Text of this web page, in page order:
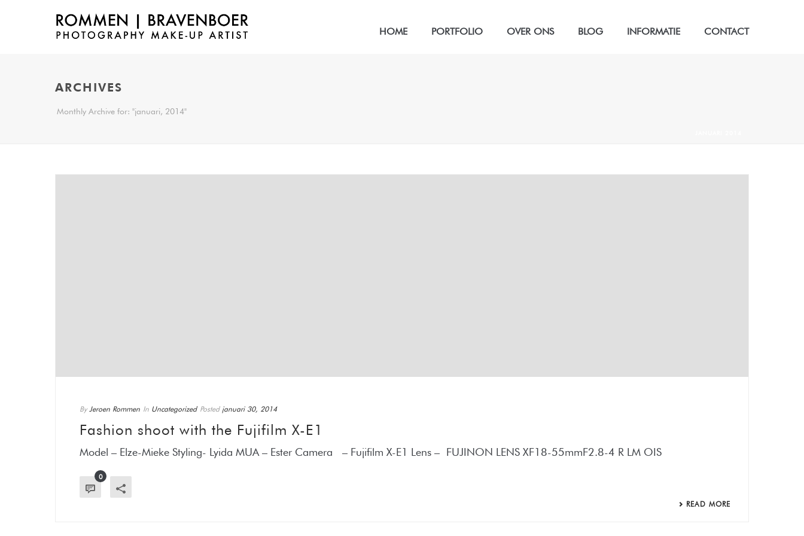
HOME PORTFOLIO OVER ONS BLOG INFORMATIE CONTACT
ARCHIVES
Monthly Archive for: "januari, 2014"
By Jeroen Rommen In Uncategorized Posted januari 30, 2014
Fashion shoot with the Fujifilm X-E1
Model – Elze-Mieke Styling- Lyida MUA – Ester Camera – Fujifilm X-E1 Lens – FUJINON LENS XF18-55mmF2.8-4 R LM OIS
0
READ MORE